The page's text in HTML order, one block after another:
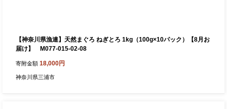
【神奈川県漁連】天然まぐろ ねぎとろ 1kg（100g×10パック）【8月お
届け】 M077-015-02-08
寄附金額 18,000円
神奈川県三浦市